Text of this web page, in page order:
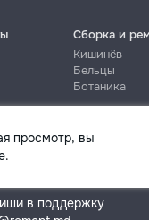
просмотр, вы
Сборка и
Кишинёв
Бельцы
Ботаника
в поддержку